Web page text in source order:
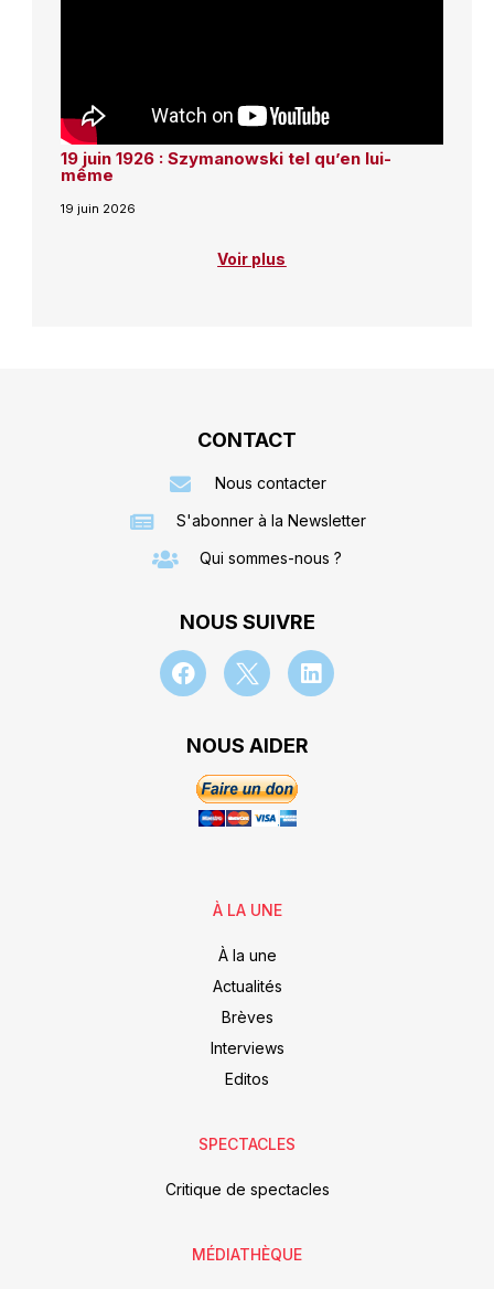
19 juin 1926 : Szymanowski tel qu’en lui-
même
19 juin 2026
Voir plus
CONTACT
Nous contacter
S'abonner à la Newsletter
Qui sommes-nous ?
NOUS SUIVRE
NOUS AIDER
À LA UNE
À la une
Actualités
Brèves
Interviews
Editos
SPECTACLES
Critique de spectacles
MÉDIATHÈQUE